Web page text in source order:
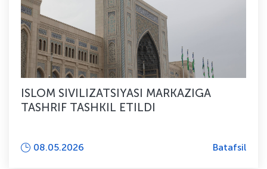
ISLOM SIVILIZATSIYASI MARKAZIGA
TASHRIF TASHKIL ETILDI
08.05.2026 Batafsil